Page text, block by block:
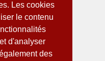
Les cookies
le contenu
d'analyser
des